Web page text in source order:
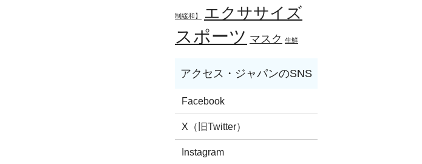
制緩和】 エクササイズ
スポーツ マスク 生鮮
Facebook
X（旧Twitter）
Instagram